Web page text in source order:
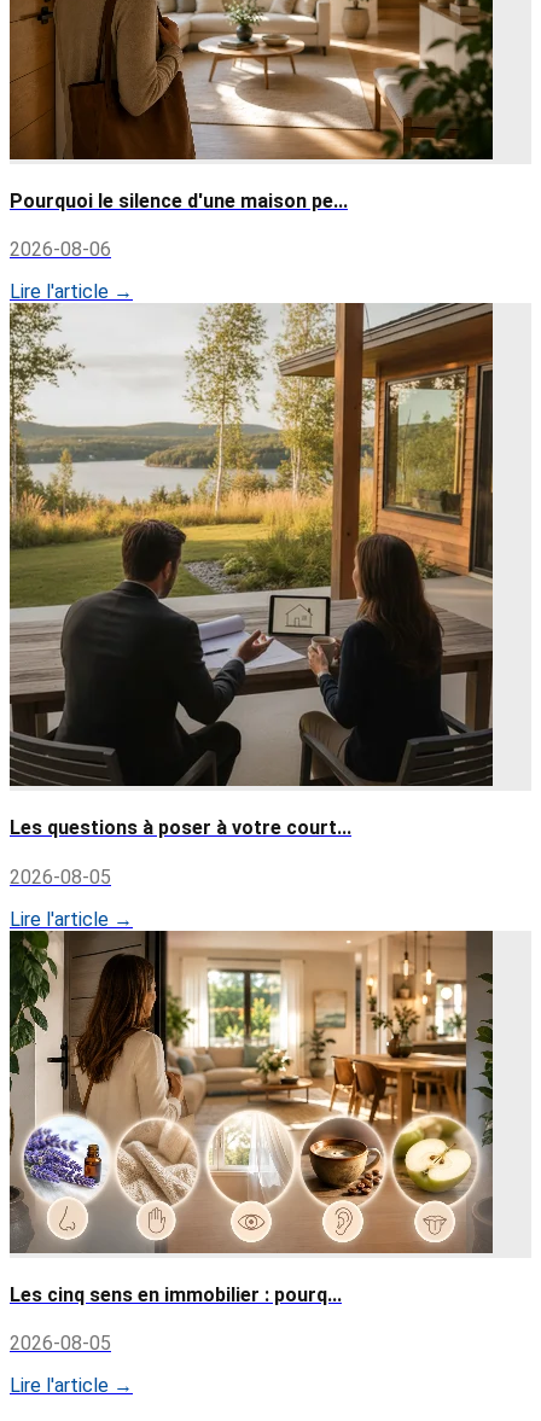
Pourquoi le silence d'une maison pe...
2026-08-06
Lire l'article →
Les questions à poser à votre court...
2026-08-05
Lire l'article →
Les cinq sens en immobilier : pourq...
2026-08-05
Lire l'article →